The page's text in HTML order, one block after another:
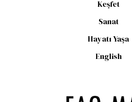
Keşfet
Sanat
Hayatı Yaşa
English